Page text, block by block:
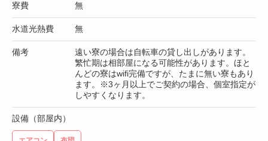
寮費 無
水道光熱費 無
備考
遠い寮の場合は自転車の貸し出しがあります。
繁忙期は相部屋になる可能性があります。ほと
んどの寮はwifi完備ですが、たまに無い寮もあり
ます。※3ヶ月以上でご契約の場合、個室指定が
しやすくなります。
設備（部屋内）